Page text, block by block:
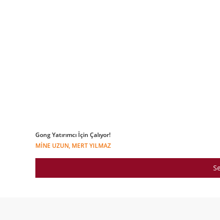
Gong Yatırımcı İçin Çalıyor!
MINE UZUN, MERT YILMAZ